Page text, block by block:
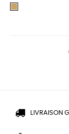
LIVRAISON